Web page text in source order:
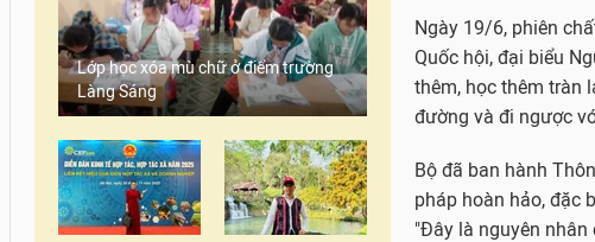
Lớp học xóa mù chữ ở điểm trường
Làng Sáng
Ngày 19/6, phiên
Quốc hội, đại biểu
thêm, học thêm tràn
đường và đi ngược
Bộ đã ban hành
pháp hoàn hảo, đặc
"Đây là nguyên